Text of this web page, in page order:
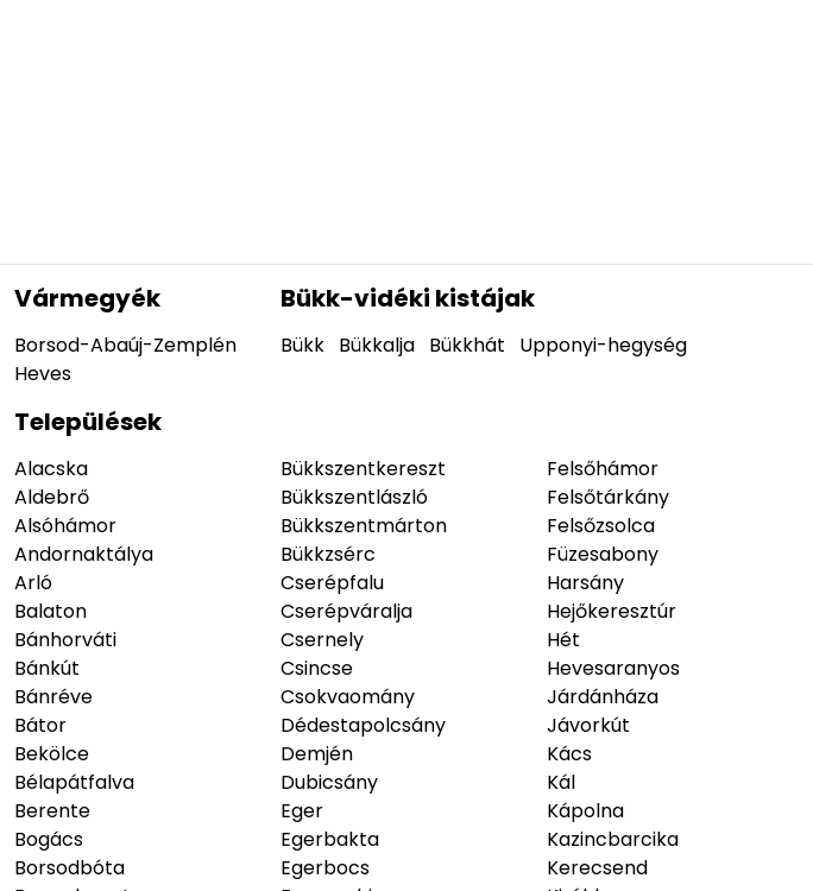
Vármegyék
Borsod-Abaúj-Zemplén
Heves
Bükk-vidéki kistájak
Bükk Bükkalja Bükkhát Upponyi-hegység
Települések
Alacska
Aldebrő
Alsóhámor
Andornaktálya
Arló
Balaton
Bánhorváti
Bánkút
Bánréve
Bátor
Bekölce
Bélapátfalva
Berente
Bogács
Borsodbóta
Bükkszentkereszt
Bükkszentlászló
Bükkszentmárton
Bükkzsérc
Cserépfalu
Cserépváralja
Csernely
Csincse
Csokvaomány
Dédestapolcsány
Demjén
Dubicsány
Eger
Egerbakta
Egerbocs
Felsőhámor
Felsőtárkány
Felsőzsolca
Füzesabony
Harsány
Hejőkeresztúr
Hét
Hevesaranyos
Járdánháza
Jávorkút
Kács
Kál
Kápolna
Kazincbarcika
Kerecsend